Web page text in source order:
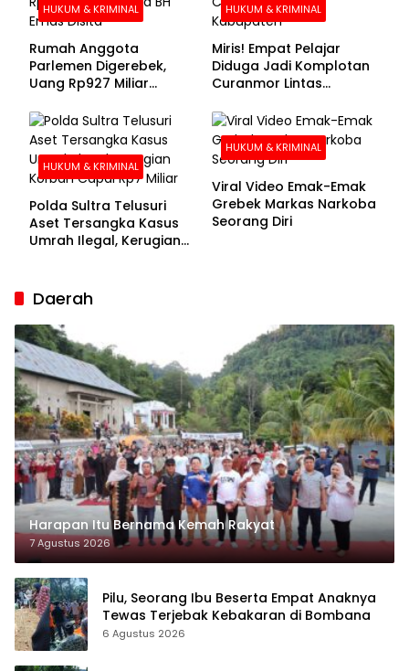
HUKUM & KRIMINAL
Rumah Anggota
Parlemen Digerebek,
Uang Rp927 Miliar
HUKUM & KRIMINAL
Miris! Empat Pelajar
Diduga Jadi Komplotan
Curanmor Lintas
HUKUM & KRIMINAL
Polda Sultra Telusuri
Aset Tersangka Kasus
Umrah Ilegal, Kerugian
HUKUM & KRIMINAL
Viral Video Emak-Emak
Grebek Markas Narkoba
Seorang Diri
Daerah
Harapan Itu Bernama Kemah Rakyat
7 Agustus 2026
Pilu, Seorang Ibu Beserta Empat Anaknya
Tewas Terjebak Kebakaran di Bombana
6 Agustus 2026